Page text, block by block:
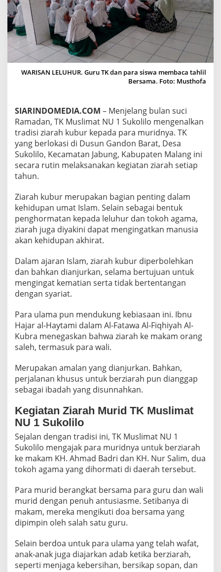
E
L
A
N
G
R
A
A
N
,
T
K
M
U
S
M
A
T
N
U
S
K
O
L
A
J
A
M
R
I
D
N
I
S
E
J
A
H
U
L
A
WARISAN LELUHUR. Guru TK dan para siswa membaca tahlil
Bersama. Foto: Musthofa
SIARINDOMEDIA.COM – Menjelang bulan suci
Ramadan, TK Muslimat NU 1 Sukolilo mengenalkan
tradisi ziarah kubur kepada para muridnya. TK
yang berlokasi di Dusun Gandon Barat, Desa
Sukolilo, Kecamatan Jabung, Kabupaten Malang ini
secara rutin melaksanakan kegiatan ziarah setiap
tahun.
Ziarah kubur merupakan bagian penting dalam
kehidupan umat Islam. Selain sebagai bentuk
penghormatan kepada leluhur dan tokoh agama,
ziarah juga diyakini dapat mengingatkan manusia
akan kehidupan akhirat.
Dalam ajaran Islam, ziarah kubur diperbolehkan
dan bahkan dianjurkan, selama bertujuan untuk
mengingat kematian serta tidak bertentangan
dengan syariat.
Para ulama pun mendukung kebiasaan ini. Ibnu
Hajar al-Haytami dalam Al-Fatawa Al-Fiqhiyah Al-
Kubra menegaskan bahwa ziarah ke makam orang
saleh, termasuk para wali.
Merupakan amalan yang dianjurkan. Bahkan,
perjalanan khusus untuk berziarah pun dianggap
sebagai ibadah yang disunnahkan.
Kegiatan Ziarah Murid TK Muslimat
NU 1 Sukolilo
Sejalan dengan tradisi ini, TK Muslimat NU 1
Sukolilo mengajak para muridnya untuk berziarah
ke makam KH. Ahmad Badri dan KH. Nur Salim, dua
tokoh agama yang dihormati di daerah tersebut.
Para murid berangkat bersama para guru dan wali
murid dengan penuh antusiasme. Setibanya di
makam, mereka mengikuti doa bersama yang
dipimpin oleh salah satu guru.
Selain berdoa untuk para ulama yang telah wafat,
anak-anak juga diajarkan adab ketika berziarah,
seperti menjaga kebersihan, bersikap sopan, dan